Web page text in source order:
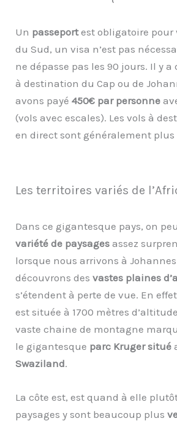
Un passeportest obligatoire pour
du Sud, un visa n’est pas
ne dépasse pas les 90 jours. Il y a
à destination du Cap ou de
avons payé 450€ par personne
(vols avec escales). Les vols à
en direct sont généralement plus
Les territoires variés de
Dans ce gigantesque pays, on
variété de paysages assez
lorsque nous arrivons à
découvrons des vastes plaines
s’étendent à perte de vue. En
est située à 1700 mètres
vaste chaine de montagne
le gigantesque parc Kruger situé
Swaziland.
La côte est, est quand à elle
paysages y sont beaucoup plus